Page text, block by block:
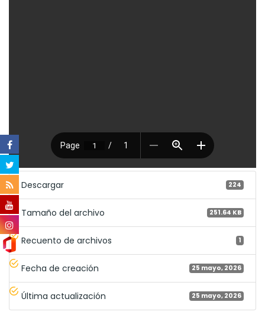
Descargar 224
Tamaño del archivo 251.64 KB
Recuento de archivos 1
Fecha de creación 25 mayo, 2026
Última actualización 25 mayo, 2026